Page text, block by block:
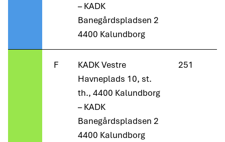
– KADK
Banegårdspladsen 2
4400 Kalundborg
F
KADK Vestre
Havneplads 10, st.
th., 4400 Kalundborg
– KADK
Banegårdspladsen 2
4400 Kalundborg
251